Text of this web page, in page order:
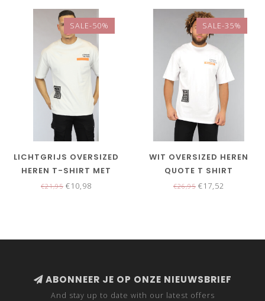
SALE-50%
LICHTGRIJS OVERSIZED
HEREN T-SHIRT MET
TEKSTEN
€21,95 €10,98
SALE-35%
WIT OVERSIZED HEREN
QUOTE T SHIRT
€26,95 €17,52
ABONNEER JE OP ONZE NIEUWSBRIEF
And stay up to date with our latest offers